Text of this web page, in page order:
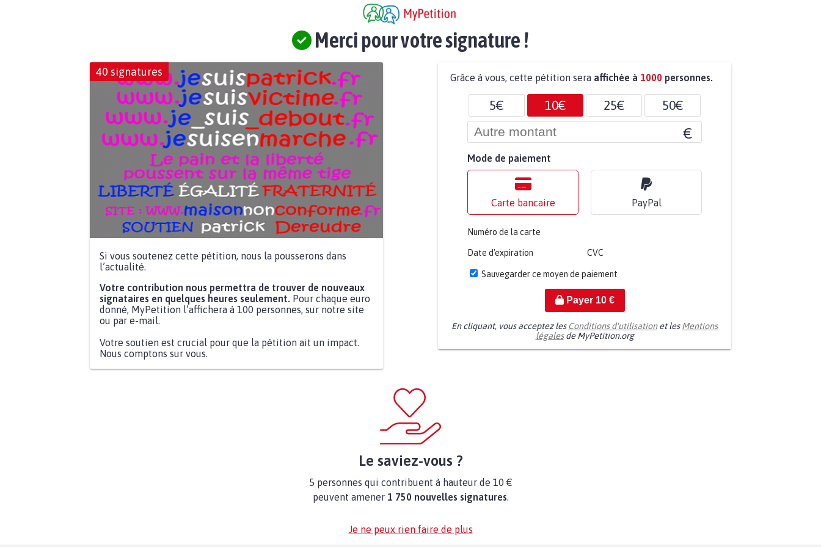
Merci pour votre signature !
40 signatures
Si vous soutenez cette pétition, nous la pousserons dans
l’actualité.
Votre contribution nous permettra de trouver de nouveaux
signataires en quelques heures seulement. Pour chaque euro
donné, MyPetition l’affichera à 100 personnes, sur notre site
ou par e-mail.
Votre soutien est crucial pour que la pétition ait un impact.
Nous comptons sur vous.
Grâce à vous, cette pétition sera affichée à 1000 personnes.
5€ 10€ 25€ 50€
€
Mode de paiement
Carte bancaire PayPal
Numéro de la carte
Date d'expiration CVC
Sauvegarder ce moyen de paiement
Payer 10€
En cliquant, vous acceptez les Conditions d'utilisationet lesMentions
légalesde MyPetition.org
Le saviez-vous ?
5 personnes qui contribuent à hauteur de 10 €
peuvent amener 1 750 nouvelles signatures.
Je ne peux rien faire de plus